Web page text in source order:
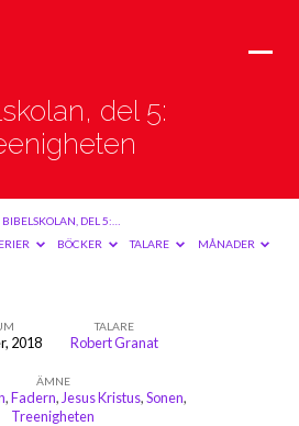
del 5:
BIBELSKOLAN, DEL 5:…
BÖCKER TALARE MÅNADER
2018
TALARE
Robert Granat
ÄMNE
,Fadern, Jesus Kristus,Sonen,
Treenigheten